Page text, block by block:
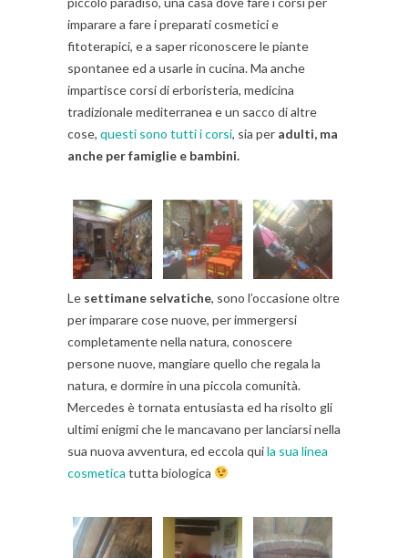
imparare a fare i preparati cosmetici e
fitoterapici, e a saper riconoscere le piante
spontanee ed a usarle in cucina. Ma anche
impartisce corsi di erboristeria, medicina
tradizionale mediterranea e un sacco di altre
cose, questi sono tutti i corsi, sia per adulti, ma
anche per famiglie e bambini.
Le settimane selvatiche, sono l’occasione oltre
per imparare cose nuove, per immergersi
completamente nella natura, conoscere
persone nuove, mangiare quello che regala la
natura, e dormire in una piccola comunità.
Mercedes è tornata entusiasta ed ha risolto gli
ultimi enigmi che le mancavano per lanciarsi nella
sua nuova avventura, ed eccola quila sua linea
cosmetica tutta biologica